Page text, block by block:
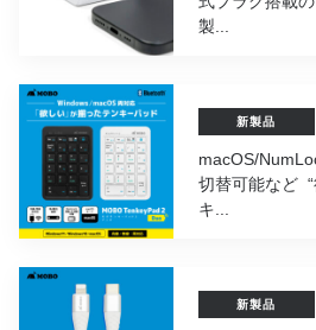
製...
新製品
macOS/
切替可能など
キ...
新製品